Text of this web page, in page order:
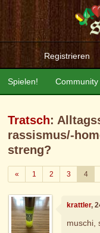
Registrieren
Community
Spielen!
Tratsch:
rassismus/-
streng?
«Zurück
1 2 3 4
krattler,
muschi,